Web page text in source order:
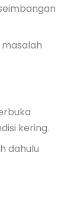
kering.
dahulu